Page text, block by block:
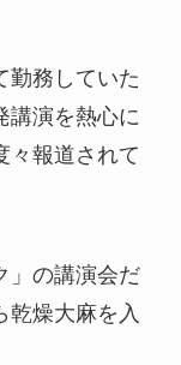
勤務していた
講演を熱心に
々報道されて
」の講演会だ
乾燥大麻を入